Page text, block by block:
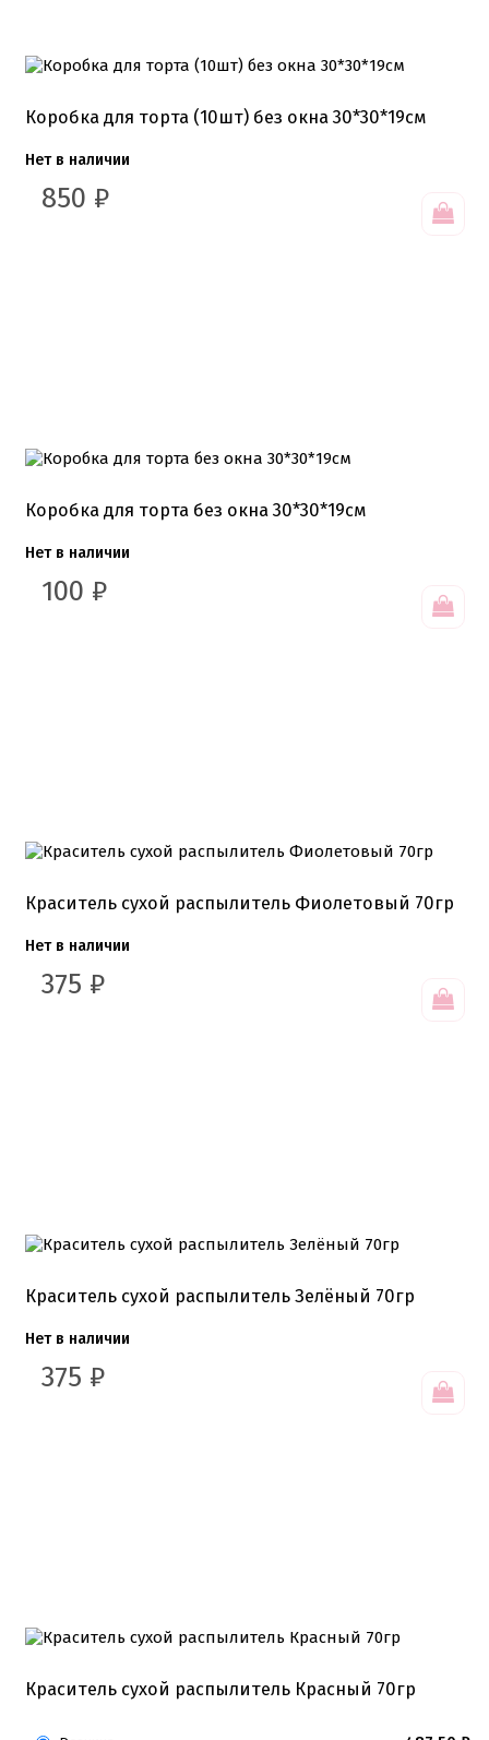
Шоколад Глазурь
Глазурь для кондитеров
Коробка для торта (10шт) без окна 30*30*19см
Нет в наличии
850 ₽
Коробка для торта без окна 30*30*19см
Нет в наличии
100 ₽
Краситель сухой распылитель Фиолетовый 70гр
Нет в наличии
375 ₽
Краситель сухой распылитель Зелёный 70гр
Нет в наличии
375 ₽
Краситель сухой распылитель Красный 70гр